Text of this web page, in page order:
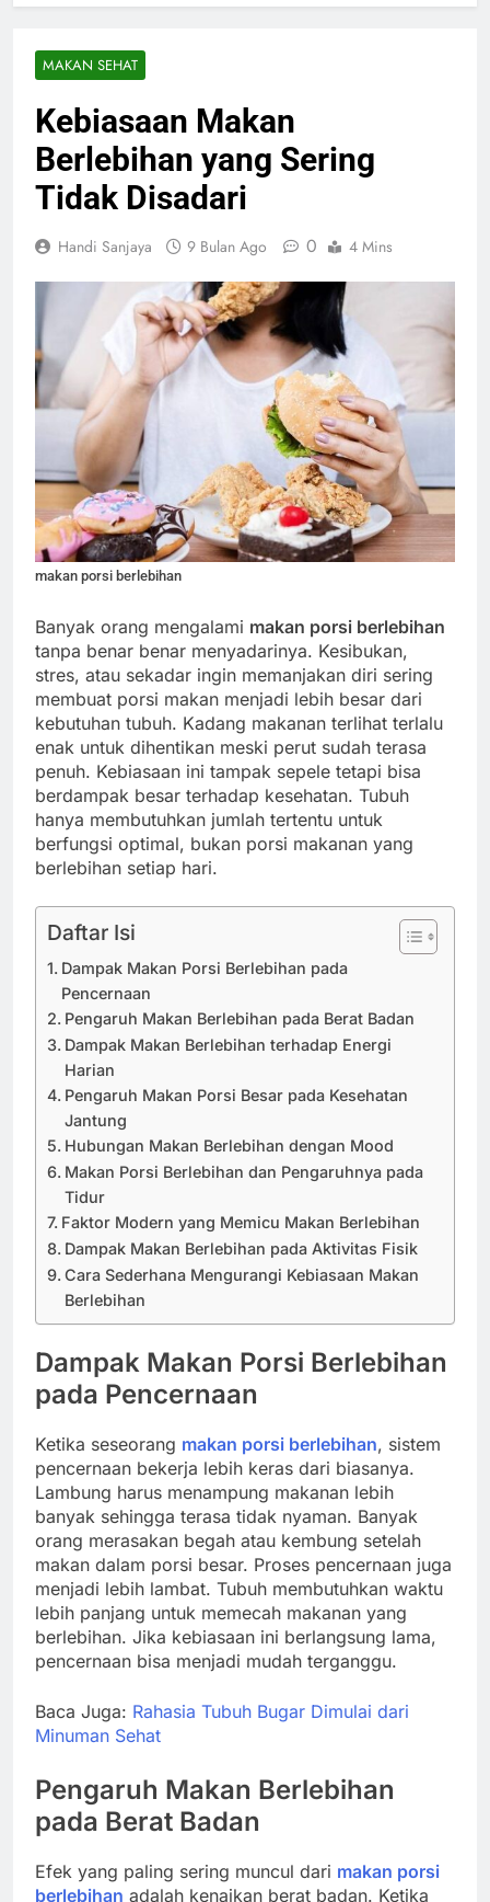
MAKAN SEHAT
Kebiasaan Makan
Berlebihan yang Sering
Tidak Disadari
Handi Sanjaya 9 Bulan Ago 0 4 Mins
makan porsi berlebihan
Banyak orang mengalami makan porsi berlebihan
tanpa benar benar menyadarinya. Kesibukan,
stres, atau sekadar ingin memanjakan diri sering
membuat porsi makan menjadi lebih besar dari
kebutuhan tubuh. Kadang makanan terlihat terlalu
enak untuk dihentikan meski perut sudah terasa
penuh. Kebiasaan ini tampak sepele tetapi bisa
berdampak besar terhadap kesehatan. Tubuh
hanya membutuhkan jumlah tertentu untuk
berfungsi optimal, bukan porsi makanan yang
berlebihan setiap hari.
Daftar Isi
Dampak Makan Porsi Berlebihan pada
Pencernaan
Pengaruh Makan Berlebihan pada Berat Badan
Dampak Makan Berlebihan terhadap Energi
Harian
Pengaruh Makan Porsi Besar pada Kesehatan
Jantung
Hubungan Makan Berlebihan dengan Mood
Makan Porsi Berlebihan dan Pengaruhnya pada
Tidur
Faktor Modern yang Memicu Makan Berlebihan
Dampak Makan Berlebihan pada Aktivitas Fisik
Cara Sederhana Mengurangi Kebiasaan Makan
Berlebihan
Dampak Makan Porsi Berlebihan
pada Pencernaan
Ketika seseorang makan porsi berlebihan, sistem
pencernaan bekerja lebih keras dari biasanya.
Lambung harus menampung makanan lebih
banyak sehingga terasa tidak nyaman. Banyak
orang merasakan begah atau kembung setelah
makan dalam porsi besar. Proses pencernaan juga
menjadi lebih lambat. Tubuh membutuhkan waktu
lebih panjang untuk memecah makanan yang
berlebihan. Jika kebiasaan ini berlangsung lama,
pencernaan bisa menjadi mudah terganggu.
Baca Juga: Rahasia Tubuh Bugar Dimulai dari
Minuman Sehat
Pengaruh Makan Berlebihan
pada Berat Badan
Efek yang paling sering muncul dari makan porsi
berlebihan adalah kenaikan berat badan. Ketika